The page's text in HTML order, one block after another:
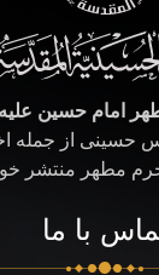
امام حسین علیه
حسینی از جمله
مطهر منتشر
با ما